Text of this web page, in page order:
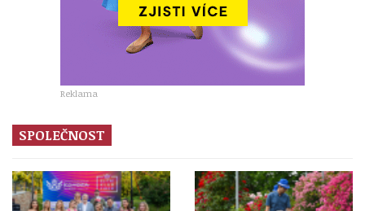
Reklama
SPOLEČNOST